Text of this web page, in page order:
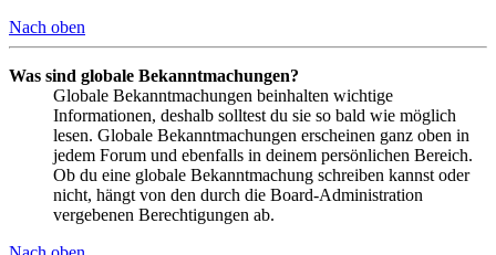
Nach oben
Was sind globale Bekanntmachungen?
Globale Bekanntmachungen beinhalten wichtige
Informationen, deshalb solltest du sie so bald wie möglich
lesen. Globale Bekanntmachungen erscheinen ganz oben in
jedem Forum und ebenfalls in deinem persönlichen Bereich.
Ob du eine globale Bekanntmachung schreiben kannst oder
nicht, hängt von den durch die Board-Administration
vergebenen Berechtigungen ab.